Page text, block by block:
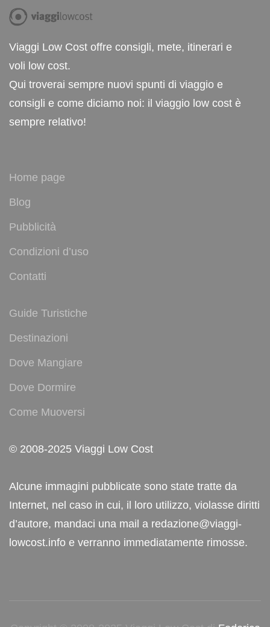
Viaggi Low Cost offre consigli, mete, itinerari e
voli low cost.
Qui troverai sempre nuovi spunti di viaggio e
consigli e come diciamo noi: il viaggio low cost è
sempre relativo!
Home page
Blog
Pubblicità
Condizioni d’uso
Contatti
Guide Turistiche
Destinazioni
Dove Mangiare
Dove Dormire
Come Muoversi
© 2008-2025 Viaggi Low Cost
Alcune immagini pubblicate sono state tratte da
Internet, nel caso in cui, il loro utilizzo, violasse diritti
d’autore, mandaci una mail a redazione@viaggi-
lowcost.info e verranno immediatamente rimosse.